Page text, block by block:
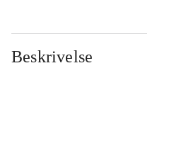
Beskrivelse